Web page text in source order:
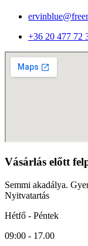
+36 20 477 72
Vásárlás előtt
Semmi akadálya.
Nyitvatartás
Hétfő - Péntek
09:00 - 17.00